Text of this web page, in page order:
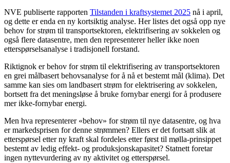
NVE publiserte rapporten Tilstanden i kraftsystemet 2025 nå i april,
og dette er enda en ny kortsiktig analyse. Her listes det også opp nye
behov for strøm til transportsektoren, elektrifisering av sokkelen og
også flere datasentre, men den representerer heller ikke noen
etterspørselsanalyse i tradisjonell forstand.
Riktignok er behov for strøm til elektrifisering av transportsektoren
en grei målbasert behovsanalyse for å nå et bestemt mål (klima). Det
samme kan sies om landbasert strøm for elektrisering av sokkelen,
bortsett fra det meningsløse å bruke fornybar energi for å produsere
mer ikke-fornybar energi.
Men hva representerer «behov» for strøm til nye datasentre, og hva
er markedsprisen for denne strømmen? Ellers er det fortsatt slik at
etterspørsel etter ny kraft skal fordeles etter først til mølla-prinsippet
bestemt av ledig effekt- og produksjonskapasitet? Statnett foretar
ingen nyttevurdering av ny aktivitet og etterspørsel.